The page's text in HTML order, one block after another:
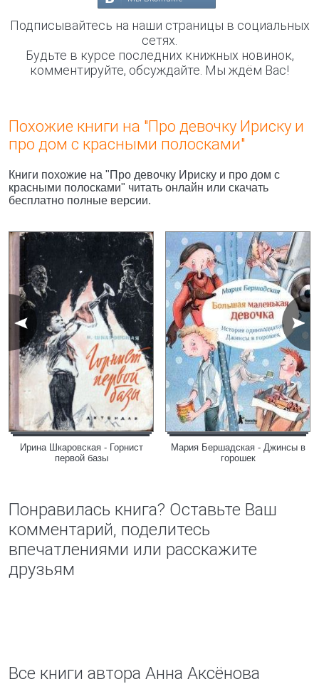
Подписывайтесь на наши страницы в социальных
сетях.
Будьте в курсе последних книжных новинок,
комментируйте, обсуждайте. Мы ждём Вас!
Похожие книги на "Про девочку Ириску и
про дом с красными полосками"
Книги похожие на "Про девочку Ириску и про дом с
красными полосками" читать онлайн или скачать
бесплатно полные версии.
Ирина Шкаровская - Горнист
первой базы
Мария Бершадская - Джинсы в
горошек
Понравилась книга? Оставьте Ваш
комментарий, поделитесь
впечатлениями или расскажите
друзьям
Все книги автора Анна Аксёнова